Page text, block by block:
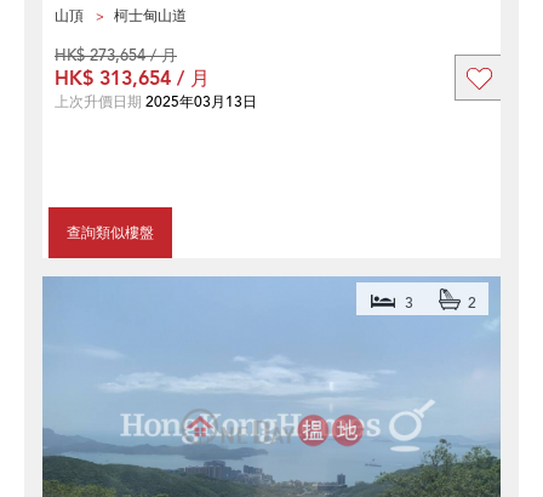
山頂 柯士甸山道
查詢類似樓盤
HK$ 273,654 / 月
HK$ 313,654 / 月
上次升價日期 2025年03月13日
3 2